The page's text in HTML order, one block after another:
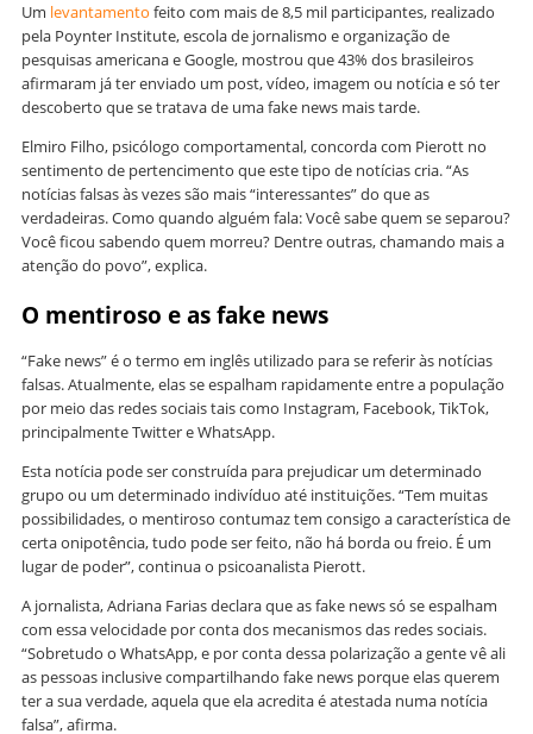
Um levantamento feito com mais de 8,5 mil participantes, realizado
pela Poynter Institute, escola de jornalismo e organização de
pesquisas americana e Google, mostrou que 43% dos brasileiros
afirmaram já ter enviado um post, vídeo, imagem ou notícia e só ter
descoberto que se tratava de uma fake news mais tarde.
Elmiro Filho, psicólogo comportamental, concorda com Pierott no
sentimento de pertencimento que este tipo de notícias cria. “As
notícias falsas às vezes são mais “interessantes” do que as
verdadeiras. Como quando alguém fala: Você sabe quem se separou?
Você ficou sabendo quem morreu? Dentre outras, chamando mais a
atenção do povo”, explica.
O mentiroso e as fake news
“Fake news” é o termo em inglês utilizado para se referir às notícias
falsas. Atualmente, elas se espalham rapidamente entre a população
por meio das redes sociais tais como Instagram, Facebook, TikTok,
principalmente Twitter e WhatsApp.
Esta notícia pode ser construída para prejudicar um determinado
grupo ou um determinado indivíduo até instituições. “Tem muitas
possibilidades, o mentiroso contumaz tem consigo a característica de
certa onipotência, tudo pode ser feito, não há borda ou freio. É um
lugar de poder”, continua o psicoanalista Pierott.
A jornalista, Adriana Farias declara que as fake news só se espalham
com essa velocidade por conta dos mecanismos das redes sociais.
“Sobretudo o WhatsApp, e por conta dessa polarização a gente vê ali
as pessoas inclusive compartilhando fake news porque elas querem
ter a sua verdade, aquela que ela acredita é atestada numa notícia
falsa”, afirma.